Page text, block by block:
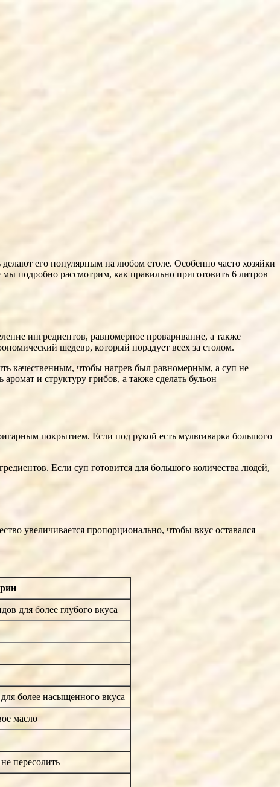
его популярным на любом столе. Особенно часто хозяйки
подробно рассмотрим, как правильно приготовить 6 литров
ингредиентов, равномерное проваривание, а также
шедевр, который порадует всех за столом.
качественным, чтобы нагрев был равномерным, а суп не
и структуру грибов, а также сделать бульон
покрытием. Если под рукой есть мультиварка большого
Если суп готовится для большого количества людей,
увеличивается пропорционально, чтобы вкус оставался
для более глубого вкуса
более насыщенного вкуса
масло
пересолить